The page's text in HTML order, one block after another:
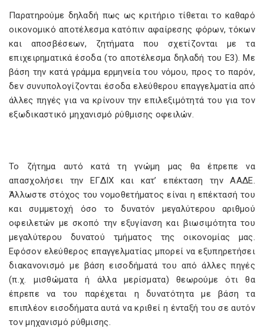
Παρατηρούμε δηλαδή πως ως κριτήριο τίθεται το καθαρό
οικονομικό αποτέλεσμα κατόπιν αφαίρεσης φόρων, τόκων
και αποσβέσεων, ζητήματα που σχετίζονται με τα
επιχειρηματικά έσοδα (το αποτέλεσμα δηλαδή του Ε3). Με
βάση την κατά γράμμα ερμηνεία του νόμου, προς το παρόν,
δεν συνυπολογίζονται έσοδα ελεύθερου επαγγελματία από
άλλες πηγές για να κρίνουν την επιλεξιμότητά του για τον
εξωδικαστικό μηχανισμό ρύθμισης οφειλών.
Το ζήτημα αυτό κατά τη γνώμη μας θα έπρεπε να
απασχολήσει την ΕΓΔΙΧ και κατ’ επέκταση την ΑΑΔΕ.
Άλλωστε στόχος του νομοθετήματος είναι η επέκτασή του
και συμμετοχή όσο το δυνατόν μεγαλύτερου αριθμού
οφειλετών με σκοπό την εξυγίανση και βιωσιμότητα του
μεγαλύτερου δυνατού τμήματος της οικονομίας μας.
Εφόσον ελεύθερος επαγγελματίας μπορεί να εξυπηρετήσει
διακανονισμό με βάση εισοδήματά του από άλλες πηγές
(π.χ. μισθώματα ή άλλα μερίσματα) θεωρούμε ότι θα
έπρεπε να του παρέχεται η δυνατότητα με βάση τα
επιπλέον εισοδήματα αυτά να κριθεί η ένταξή του σε αυτόν
τον μηχανισμό ρύθμισης.